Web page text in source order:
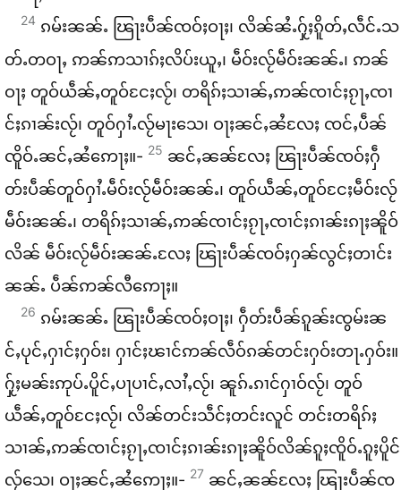
24 ၵမ်း​ၼၼ်ႉ ၽြႃး​ပဵၼ်​ၸဝ်ႈ​ဝႃႈ၊ လိၼ်​ၼႆႉ​ႁႂ်ႈ​ၵိူတ်ႇ​လဵင်ႉ​သ
တ်ႉတဝႃႇ ဢၼ်​ဢသၢၵ်ႈ​လိပ်း​ယူႇ၊ မဵဝ်း​လႂ်​မဵဝ်း​ၼၼ်ႉ၊ ဢၼ်​
ဝႃႈ တူဝ်​ယဵၼ်ႇ​တူဝ်​ငႄႈ​လႂ်၊ တရိၵ်ႈသၢၼ်ႇ​ဢၼ်​ၸၢင်ႈ​ၵႂႃႇ​ၸၢ
င်ႈ​ၵၢၼ်း​လႂ်၊ တူဝ်​ႁၢႆႉ​လႂ်​မႃး​သေ၊ ဝႃႈ​ၼင်ႇ​ၼႆ​လႄႈ ၸင်ႇ​ပဵၼ်​
ၸိူဝ်ႉ​ၼင်ႇ​ၼႆ​ဢေႃႈ။- 25 ၼင်ႇ​ၼၼ်​လႄႈ ၽြႃး​ပဵၼ်​ၸဝ်ႈ​ႁဵ
တ်း​ပဵၼ်​တူဝ်​ႁၢႆႉ​မဵဝ်း​လႂ်​မဵဝ်း​ၼၼ်ႉ၊ တူဝ်​ယဵၼ်ႇ​တူဝ်​ငႄႈ​မဵဝ်း​လႂ်​
မဵဝ်း​ၼၼ်ႉ၊ တရိၵ်ႈသၢၼ်ႇ​ဢၼ်​ၸၢင်ႈ​ၵႂႃႇ​ၸၢင်ႈ​ၵၢၼ်း​ၵႃႈ​ၼိူဝ်​
လိၼ် မဵဝ်း​လႂ်​မဵဝ်း​ၼၼ်ႉ​လႄႈ ၽြႃး​ပဵၼ်​ၸဝ်ႈ​ႁၼ်​လွင်ႈ​တၢင်း​
ၼၼ်ႉ ပဵၼ်​ဢၼ်​လီ​ဢေႃႈ။
26 ၵမ်း​ၼၼ်ႉ ၽြႃး​ပဵၼ်​ၸဝ်ႈ​ဝႃႈ၊ ႁဵတ်း​ပဵၼ်​ၵူၼ်း​ၸွမ်း​ၼ
င်ႇ​ပုင်ႇ​ႁၢင်ႈ​ႁဝ်း၊ ႁၢင်ႈ​ၽၢင်​ဢၼ်​လဵဝ်​ၵၼ်​တင်း​ႁဝ်း​တႃႉ​ႁဝ်း။
ႁႂ်ႈ​မၼ်း​ဢုပ်ႉ​ပိူင်ႇ​ပႃ​ပၢင်ႇ​လၢႆႇ​လႂ်၊ ၼူၵ်ႉ​ၵၢင်​ႁၢဝ်​လႂ်၊ တူဝ်​
ယဵၼ်ႇ​တူဝ်​ငႄႈ​လႂ်၊ လိၼ်​တင်း​သဵင်ႈ​တင်း​လူင် တင်း​တရိၵ်ႈ
သၢၼ်ႇ​ဢၼ်​ၸၢင်ႈ​ၵႂႃႇ​ၸၢင်ႈ​ၵၢၼ်း​ၵႃႈ​ၼိူဝ်​လိၼ်​ၵူႈ​ၸိူဝ်ႉ​ၵူႈ​ပိူင်​
လႂ်​သေ၊ ဝႃႈ​ၼင်ႇ​ၼႆ​ဢေႃႈ။- 27 ၼင်ႇ​ၼၼ်​လႄႈ ၽြႃး​ပဵၼ်​ၸ